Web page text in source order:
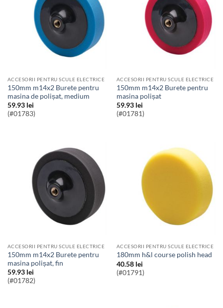
ACCESORII PENTRU SCULE ELECTRICE
150mm m14x2 Burete pentru
masina de polișat, medium
59.93 lei
(#01783)
ACCESORII PENTRU SCULE ELECTRICE
150mm m14x2 Burete pentru
masina polișat
59.93 lei
(#01781)
ACCESORII PENTRU SCULE ELECTRICE
150mm m14x2 Burete pentru
masina polișat, fin
59.93 lei
(#01782)
ACCESORII PENTRU SCULE ELECTRICE
180mm h&l course polish head
40.58 lei
(#01791)